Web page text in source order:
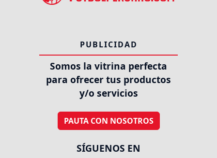
PUBLICIDAD
Somos la vitrina perfecta
para ofrecer tus productos
y/o servicios
PAUTA CON NOSOTROS
SÍGUENOS EN